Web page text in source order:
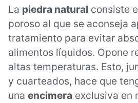
La piedra natural consiste
poroso al que se aconseja
tratamiento para evitar
alimentos líquidos. Opone
altas temperaturas. Esto,
y cuarteados, hace que
una encimera exclusiva en